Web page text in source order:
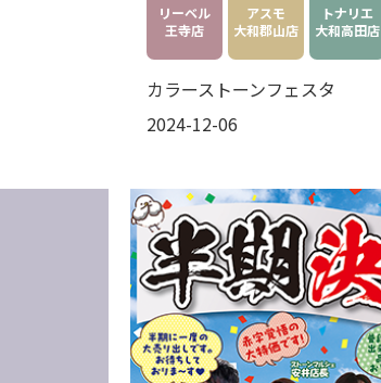
リーベル
王寺店
アスモ
大和郡山店
トナリエ
大和高田店
カラーストーンフェスタ
2024-12-06